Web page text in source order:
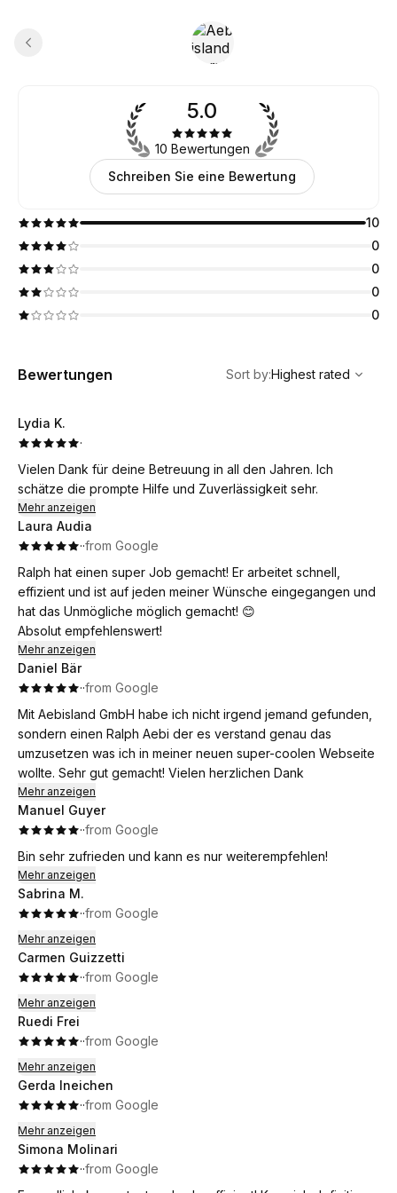
5.0
10 Bewertungen
Schreiben Sie eine Bewertung
10
0
0
0
0
Bewertungen
Highest rated
Sort by:Highest rated
Lydia K.
·
Vielen Dank für deine Betreuung in all den Jahren. Ich
schätze die prompte Hilfe und Zuverlässigkeit sehr.
Mehr anzeigen
Laura Audia
··from Google
Ralph hat einen super Job gemacht! Er arbeitet schnell,
effizient und ist auf jeden meiner Wünsche eingegangen und
hat das Unmögliche möglich gemacht! 😊
Absolut empfehlenswert!
Mehr anzeigen
Daniel Bär
··from Google
Mit Aebisland GmbH habe ich nicht irgend jemand gefunden,
sondern einen Ralph Aebi der es verstand genau das
umzusetzen was ich in meiner neuen super-coolen Webseite
wollte. Sehr gut gemacht! Vielen herzlichen Dank
Mehr anzeigen
Manuel Guyer
··from Google
Bin sehr zufrieden und kann es nur weiterempfehlen!
Mehr anzeigen
Sabrina M.
··from Google
Mehr anzeigen
Carmen Guizzetti
··from Google
Mehr anzeigen
Ruedi Frei
··from Google
Mehr anzeigen
Gerda Ineichen
··from Google
Mehr anzeigen
Simona Molinari
··from Google